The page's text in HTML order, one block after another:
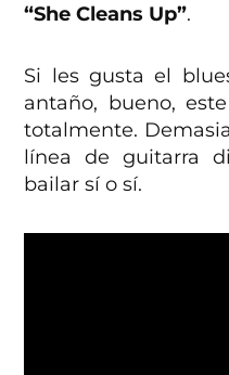
“She Cleans Up”.
Si les gusta el
antaño, bueno,
totalmente.
línea de guitarra
bailar sí o sí.